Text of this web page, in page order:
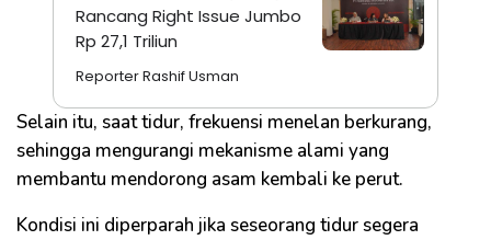
Rancang Right Issue Jumbo
Rp 27,1 Triliun
Reporter Rashif Usman
Selain itu, saat tidur, frekuensi menelan berkurang,
sehingga mengurangi mekanisme alami yang
membantu mendorong asam kembali ke perut.
Kondisi ini diperparah jika seseorang tidur segera